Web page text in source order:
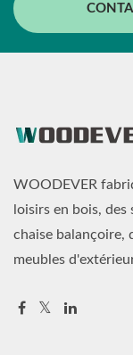
WOODEVER
loisirs en bois,
chaise balançoire,
meubles